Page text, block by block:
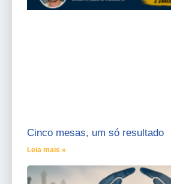
Cinco mesas, um só resultado
Leia mais »